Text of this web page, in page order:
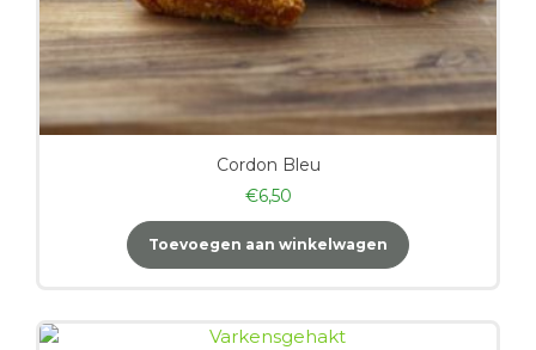
Cordon Bleu
€6,50
Toevoegen aan winkelwagen